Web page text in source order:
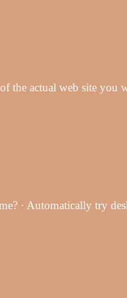
the actual web site you
· Automatically try